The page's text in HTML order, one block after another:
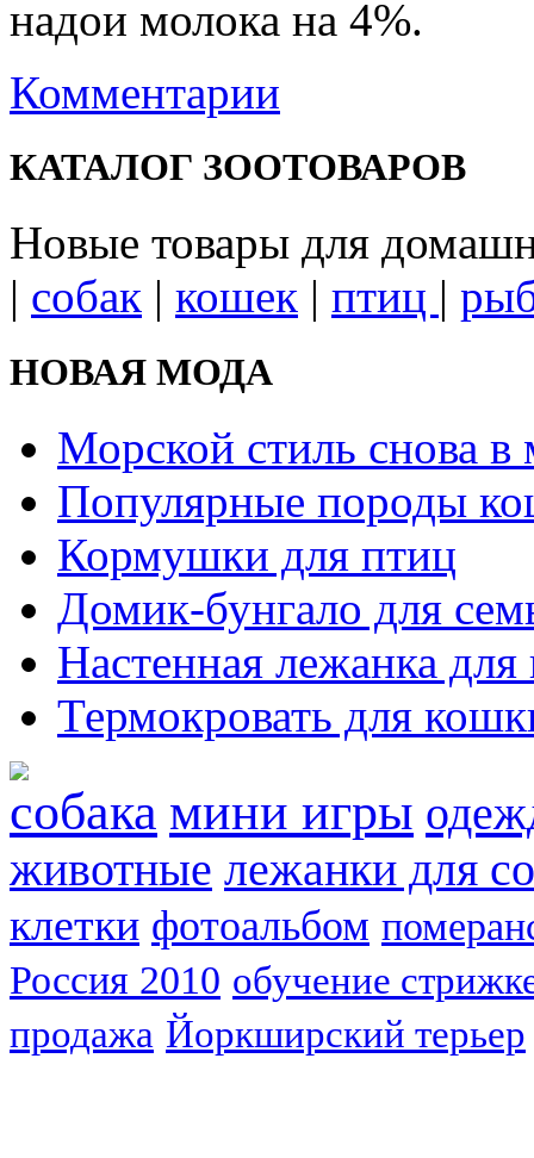
надои молока на 4%.
Комментарии
КАТАЛОГ ЗООТОВАРОВ
Новые товары для
| собак | кошек | птиц |
НОВАЯ МОДА
Морской стиль снова в
Популярные породы
Кормушки для птиц
Домик-бунгало для
Настенная лежанка
Термокровать для
собака мини игры
животные лежанки для
клетки фотоальбом
Россия 2010 обучение
продажа Йоркширский терьер